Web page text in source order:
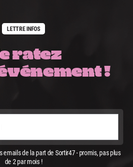
LETTRE INFOS
ratez
!
emails de la part de Sortir47 - promis, pas plus
de 2 par mois !